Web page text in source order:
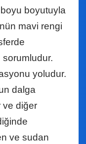
boyu boyutuyla
mavi rengi
yoludur.
dalga
ve diğer
ve sudan